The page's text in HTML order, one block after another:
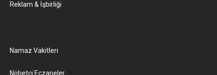
Reklam & İşbirliği
Namaz Vakitleri
Nöbetçi Eczaneler